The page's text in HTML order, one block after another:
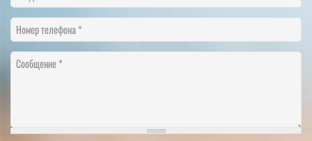
Номер телефона
Сообщение